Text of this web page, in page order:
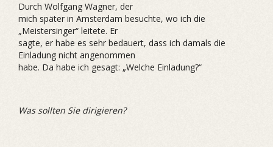
Durch Wolfgang Wagner, der
mich später in Amsterdam besuchte, wo ich die
„Meistersinger“ leitete. Er
sagte, er habe es sehr bedauert, dass ich damals die
Einladung nicht angenommen
habe. Da habe ich gesagt: „Welche Einladung?“
Was sollten Sie dirigieren?